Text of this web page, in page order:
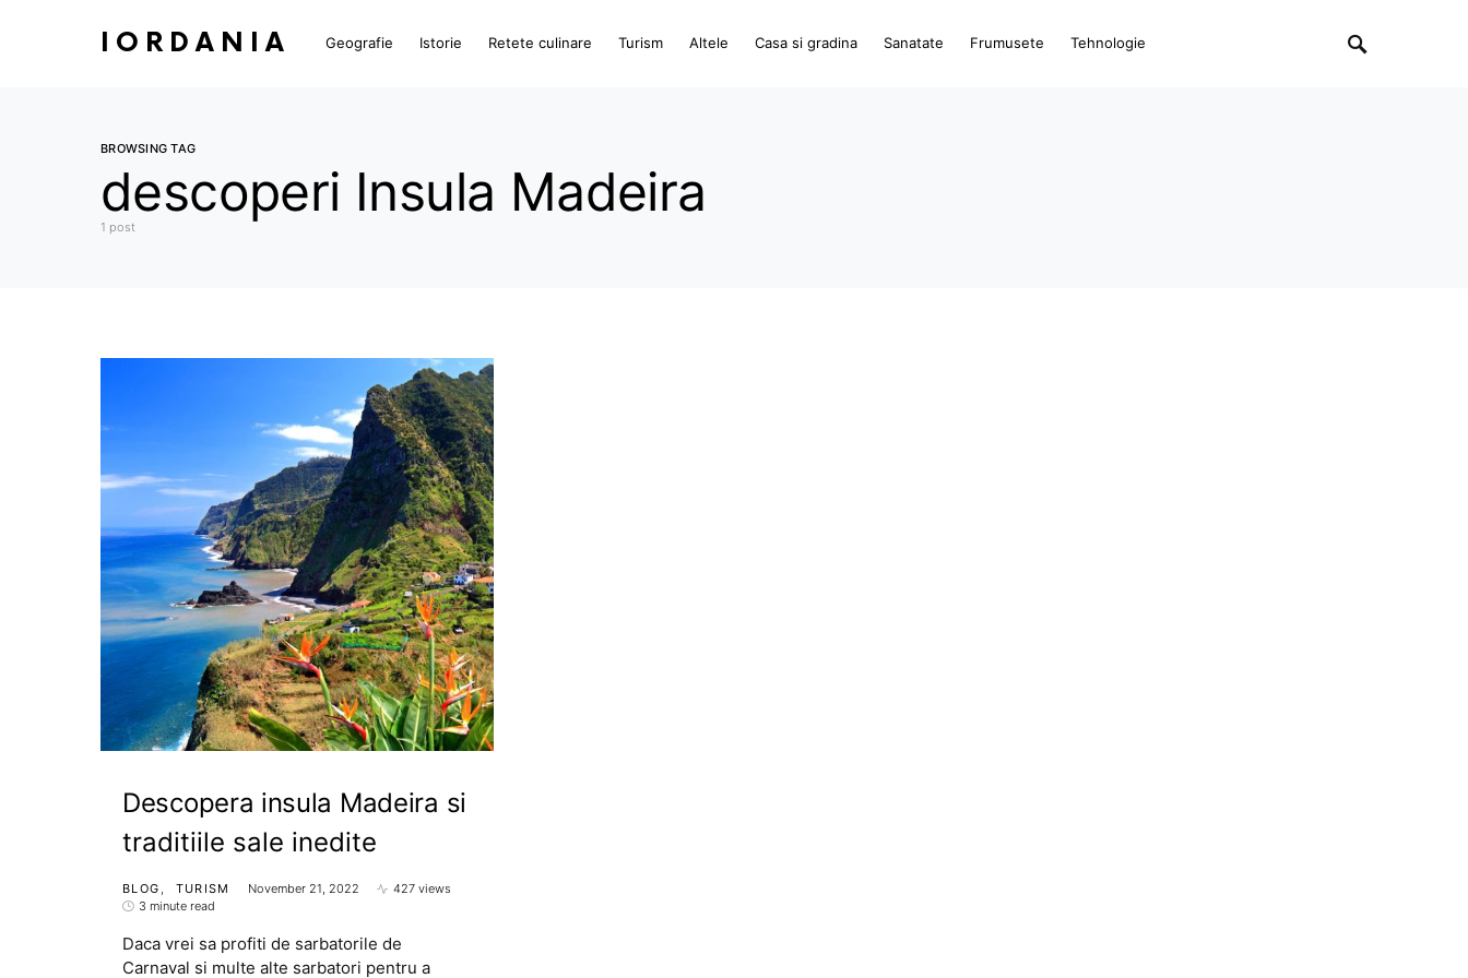
IORDANIA Geografie Istorie Retete culinare Turism Altele Casa si gradina Sanatate Frumusete Tehnologie
BROWSING TAG
descoperi Insula Madeira
1 post
Descopera insula Madeira si
traditiile sale inedite
BLOG TURISM November 21, 2022
427 views
3 minute read
Daca vrei sa profiti de sarbatorile de
Carnaval si multe alte sarbatori pentru a